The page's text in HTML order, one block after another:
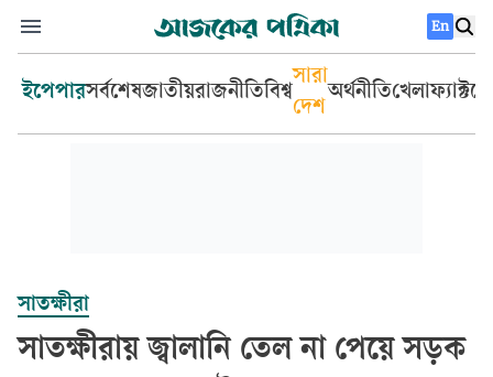
En
ইপেপারসর্বশেষজাতীয়রাজনীতিবিশ্ব
সারা
দেশ
অর্থনীতিখেলা
সাতক্ষীরা
সাতক্ষীরায় জ্বালানি তেল না পেয়ে সড়ক